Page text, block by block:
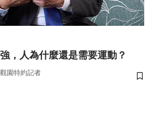
，人為什麼還是需要運動？
園特約記者
儲